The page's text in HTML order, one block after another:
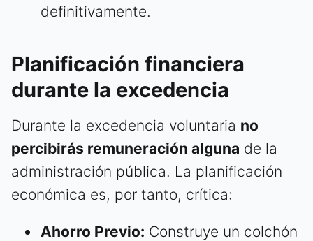
definitivamente.
Planificación financiera
durante la excedencia
Durante la excedencia voluntaria no
percibirás remuneración alguna de la
administración pública. La planificación
económica es, por tanto, crítica:
Ahorro Previo: Construye un colchón